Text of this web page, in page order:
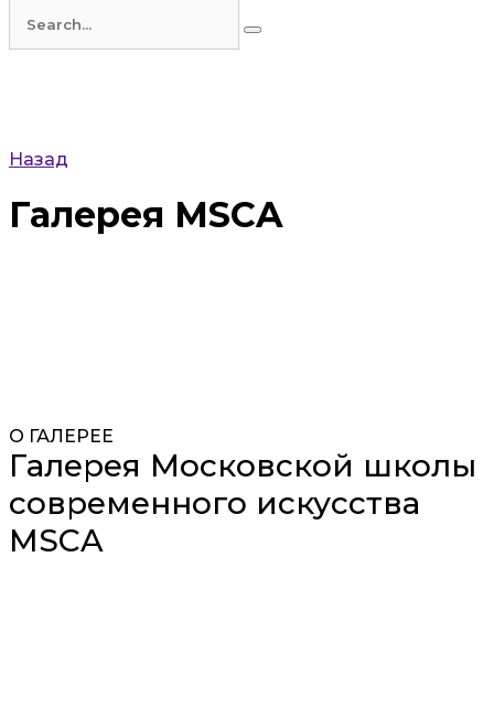
Назад
Галерея MSCA
О ГАЛЕРЕЕ
Галерея Московской школы
современного искусства
MSCA